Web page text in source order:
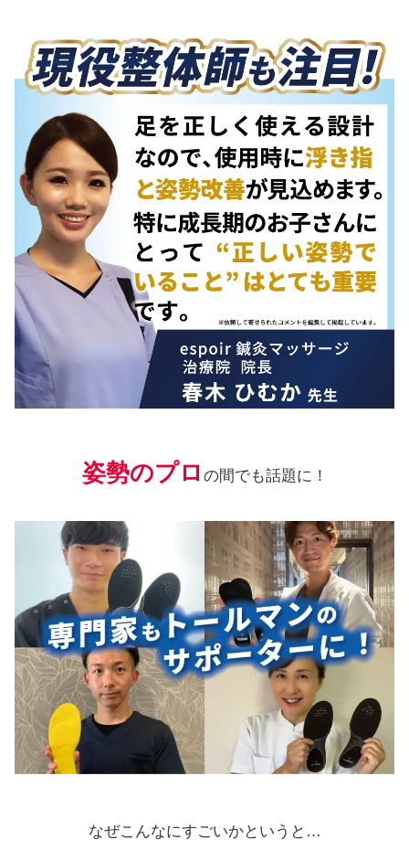
姿勢のプロ の間でも話題に！
なぜこんなにすごいかというと…